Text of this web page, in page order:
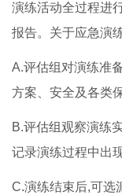
演练活动全过程进
报告。关于应急演
A.评估组对演练准
方案、安全及各类
B.评估组观察演练
记录演练过程中出
C.演练结束后,可选